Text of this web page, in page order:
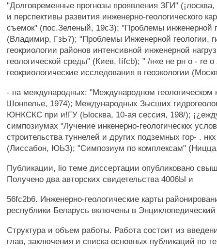
"Долговременные прогнозы проявления ЗГИ"
и перспективы развития инженерно-геологического
съемок" (пос.Зеленый, 19сЗ); "Проблемы инженерной
(Владимир, ГзЬ7); "Проблемы Инженерной геологии,
геокриологии районов интенсивной инженерной
геологической среды" (Киев, Iífcb); " /н«е не рн о - re
геокриологические исследования в геоэкологии
- на международных: "Международном геологическом
Шонпелье, 1974); Международных Зысших
ЮНКСКС при и!ГУ (Ыосква, 10-ая сессия, 198/);
симпозиумах "Лучение инкенерно-геологическкх
строительства туннелей и других подземных гор- .
(Лиссабон, ЮЬЗ); "Симпозиум по комплексам"
Публикации, lio теме диссертации опубликовано
Получено два авторских свидетельства 4006Ы и
56fc2b6. Инженерно-геологические карты
республики Беларусь включены в
Структура и объем работы. Работа состоит из
глав, заключения и списка основных публикаций по